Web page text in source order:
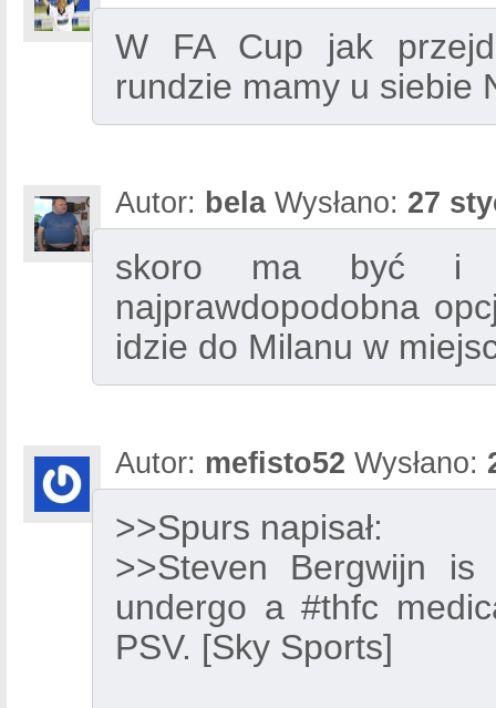
W FA Cup jak
rundzie mamy u siebie
Autor: belaWysłano: 27
skoro ma być i
najprawdopodobna
idzie do Milanu w
Autor: mefisto52 Wysłano:
>>Spurs napisał:
>>Steven Bergwijn
undergo a #thfc
PSV. [Sky Sports]